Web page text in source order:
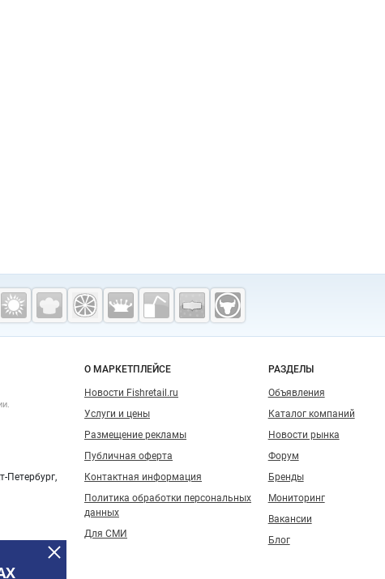
Петербург,
Навигация по сайту
О МАРКЕТПЛЕЙСЕ
Новости Fishretail.ru
Услуги и цены
Размещение рекламы
Публичная оферта
Контактная информация
Политика обработки персональных
данных
Для СМИ
РАЗДЕЛЫ
Объявления
Каталог компаний
Новости рынка
Форум
Бренды
Мониторинг
Вакансии
Блог